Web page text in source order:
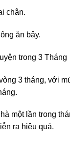
chân.
ăn bậy.
trong 3 Tháng
3 tháng, với
một lần trong
ra hiệu quả.